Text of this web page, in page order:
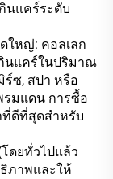
นแคร์ระดับ
ใหญ่: คอลเลก
นแคร์ในปริมาณ
ซ, สปา หรือ
รมแดน การซื้อ
ที่ดีที่สุดสำหรับ
ดยทั่วไปแล้ว
ภาพและให้